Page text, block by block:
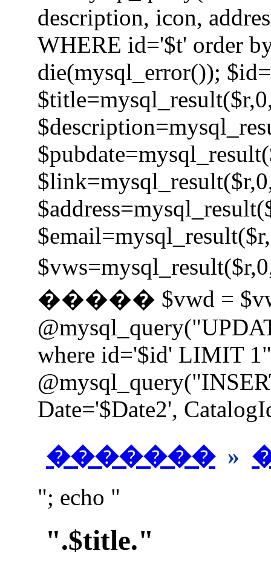
description, icon,
WHERE id='$t' order
die(mysql_error());
����� $vwd =
where id='$id' LIMIT
Date='$Date2',
������� »
"; echo "
".$title."